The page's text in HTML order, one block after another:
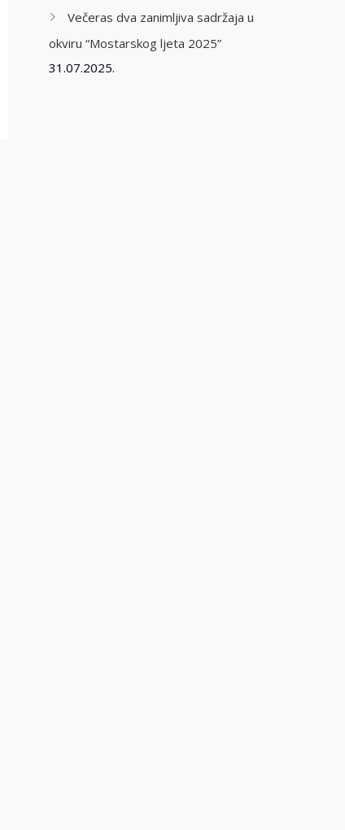
Večeras dva zanimljiva sadržaja u
okviru “Mostarskog ljeta 2025”
31.07.2025.